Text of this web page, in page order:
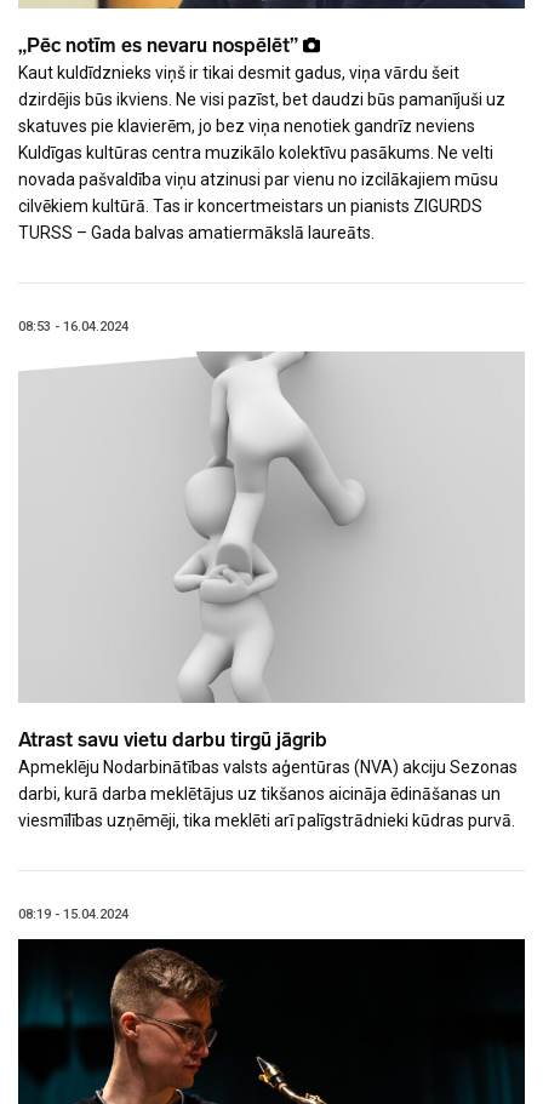
„Pēc notīm es nevaru nospēlēt”
Kaut kuldīdznieks viņš ir tikai desmit gadus, viņa vārdu šeit
dzirdējis būs ikviens. Ne visi pazīst, bet daudzi būs pamanījuši uz
skatuves pie klavierēm, jo bez viņa nenotiek gandrīz neviens
Kuldīgas kultūras centra muzikālo kolektīvu pasākums. Ne velti
novada pašvaldība viņu atzinusi par vienu no izcilākajiem mūsu
cilvēkiem kultūrā. Tas ir koncertmeistars un pianists ZIGURDS
TURSS – Gada balvas amatiermākslā laureāts.
Atrast savu vietu darbu tirgū jāgrib
Apmeklēju Nodarbinātības valsts aģentūras (NVA) akciju Sezonas
darbi, kurā darba meklētājus uz tikšanos aicināja ēdināšanas un
viesmīlības uzņēmēji, tika meklēti arī palīgstrādnieki kūdras purvā.
08:53 - 16.04.2024
08:19 - 15.04.2024